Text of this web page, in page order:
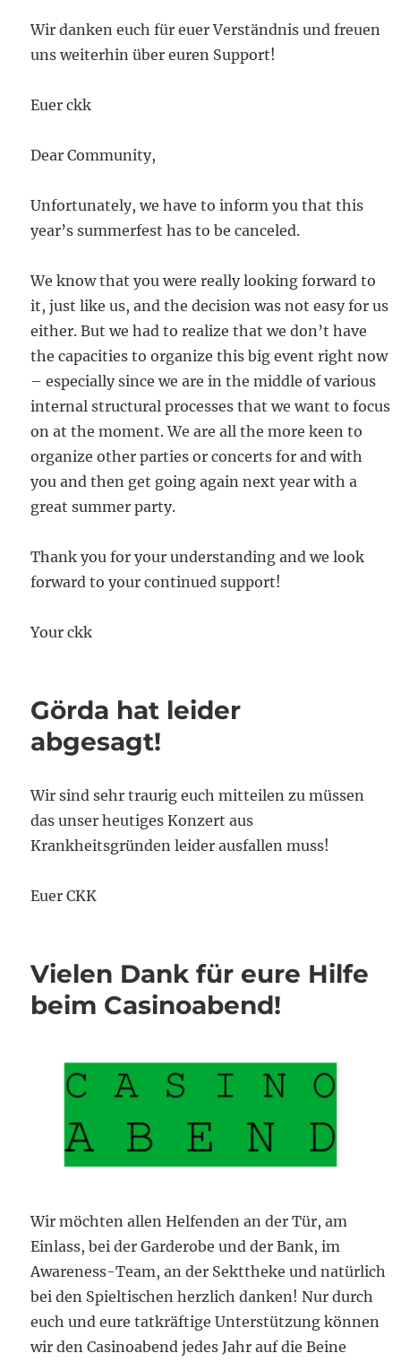
Wir danken euch für euer Verständnis und freuen
uns weiterhin über euren Support!
Euer ckk
Dear Community,
Unfortunately, we have to inform you that this
year’s summerfest has to be canceled.
We know that you were really looking forward to
it, just like us, and the decision was not easy for us
either. But we had to realize that we don’t have
the capacities to organize this big event right now
– especially since we are in the middle of various
internal structural processes that we want to focus
on at the moment. We are all the more keen to
organize other parties or concerts for and with
you and then get going again next year with a
great summer party.
Thank you for your understanding and we look
forward to your continued support!
Your ckk
Görda hat leider
abgesagt!
Wir sind sehr traurig euch mitteilen zu müssen
das unser heutiges Konzert aus
Krankheitsgründen leider ausfallen muss!
Euer CKK
Vielen Dank für eure Hilfe
beim Casinoabend!
Wir möchten allen Helfenden an der Tür, am
Einlass, bei der Garderobe und der Bank, im
Awareness-Team, an der Sekttheke und natürlich
bei den Spieltischen herzlich danken! Nur durch
euch und eure tatkräftige Unterstützung können
wir den Casinoabend jedes Jahr auf die Beine